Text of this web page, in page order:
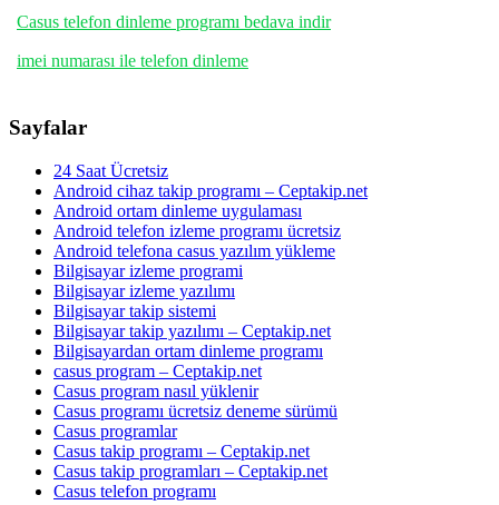
Casus telefon dinleme programı bedava indir
imei numarası ile telefon dinleme
Sayfalar
24 Saat Ücretsiz
Android cihaz takip programı – Ceptakip.net
Android ortam dinleme uygulaması
Android telefon izleme programı ücretsiz
Android telefona casus yazılım yükleme
Bilgisayar izleme programi
Bilgisayar izleme yazılımı
Bilgisayar takip sistemi
Bilgisayar takip yazılımı – Ceptakip.net
Bilgisayardan ortam dinleme programı
casus program – Ceptakip.net
Casus program nasıl yüklenir
Casus programı ücretsiz deneme sürümü
Casus programlar
Casus takip programı – Ceptakip.net
Casus takip programları – Ceptakip.net
Casus telefon programı